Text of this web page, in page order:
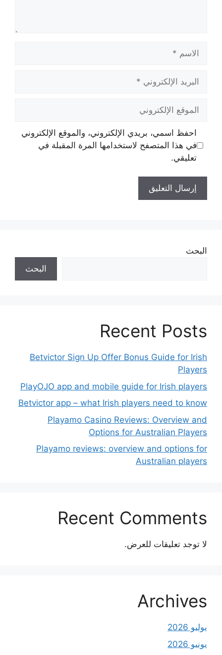
الإلكتروني
الإلكتروني
احفظ اسمي، بريدي الإلكتروني، والموقع الإلكتروني
في هذا المتصفح لاستخدامها المرة المقبلة في
تعليقي.
البحث
البحث
Recent Posts
Betvictor Sign Up Offer Bonus Guide for Irish
Players
PlayOJO app and mobile guide for Irish players
Betvictor app – what Irish players need to know
Playamo Casino Reviews: Overview and
Options for Australian Players
Playamo reviews: overview and options for
Australian players
Recent Comments
لا توجد تعليقات للعرض.
Archives
يوليو 2026
يونيو 2026